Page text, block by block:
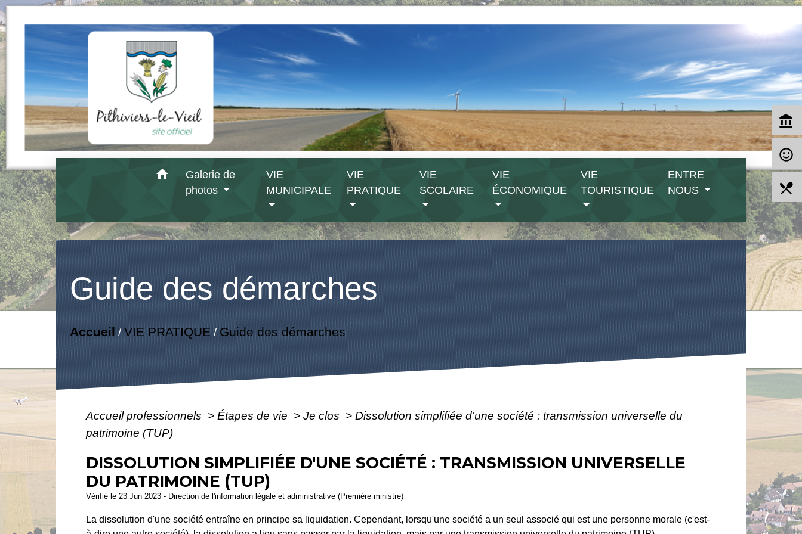
home
Galerie de
photos
VIE
MUNICIPALE
VIE
PRATIQUE
VIE
SCOLAIRE
VIE
ÉCONOMIQUE
VIE
TOURISTIQUE
ENTRE
NOUS
Guide des démarches
Accueil /VIE PRATIQUE/ Guide des démarches
Accueil professionnels > Étapes de vie > Je clos > Dissolution simplifiée d'une société : transmission universelle du
patrimoine (TUP)
DISSOLUTION SIMPLIFIÉE D'UNE SOCIÉTÉ : TRANSMISSION UNIVERSELLE
DU PATRIMOINE (TUP)
Vérifié le 23 Jun 2023 - Direction de l'information légale et administrative (Première ministre)
La dissolution d'une société entraîne en principe sa liquidation. Cependant, lorsqu'une société a un seul associé qui est une personne morale (c'est-
account_balance
sentiment_satisfied_alt
local_dining